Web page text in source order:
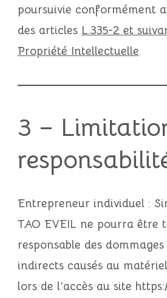
poursuivie conformément
des articles L.335-2 et
Propriété Intellectuelle.
3 –
Entrepreneur individuel :
TAO EVEIL ne pourra être
responsable des
indirects causés au
lors de l’accès au site